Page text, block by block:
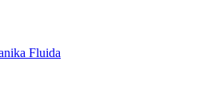
Fluida